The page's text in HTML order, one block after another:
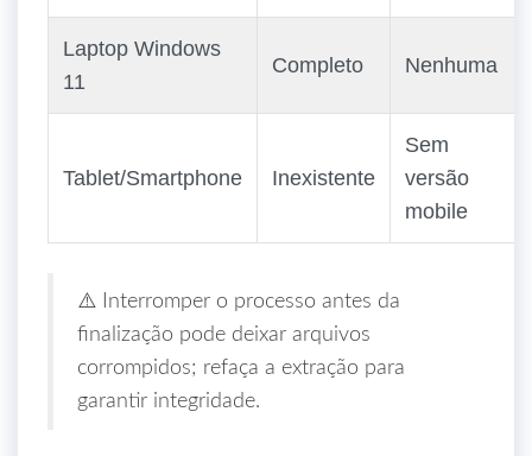
Laptop Windows
11
Completo Nenhuma
Tablet/Smartphone Inexistente
Sem
versão
mobile
⚠️ Interromper o processo antes da
finalização pode deixar arquivos
corrompidos; refaça a extração para
garantir integridade.